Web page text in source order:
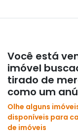
Você está
imóvel
tirado de
como um
Olhe alguns
disponíveis para
de imóveis